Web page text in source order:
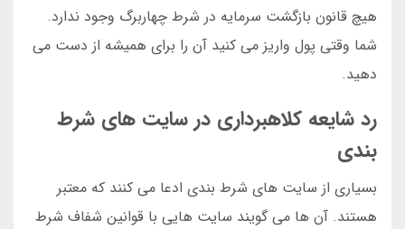
هیچ قانون بازگشت سرمایه در شرط چهاربرگ وجود ندارد.
شما وقتی پول واریز می کنید آن را برای همیشه از دست می
دهید.
رد شایعه کلاهبرداری در سایت های شرط
بندی
بسیاری از سایت های شرط بندی ادعا می کنند که معتبر
هستند. آن ها می گویند سایت هایی با قوانین شفاف شرط